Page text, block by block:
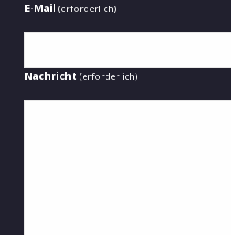
E-Mail (erforderlich)
Nachricht (erforderlich)